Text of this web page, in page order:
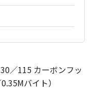
／115 カーボンフッ
バイト）